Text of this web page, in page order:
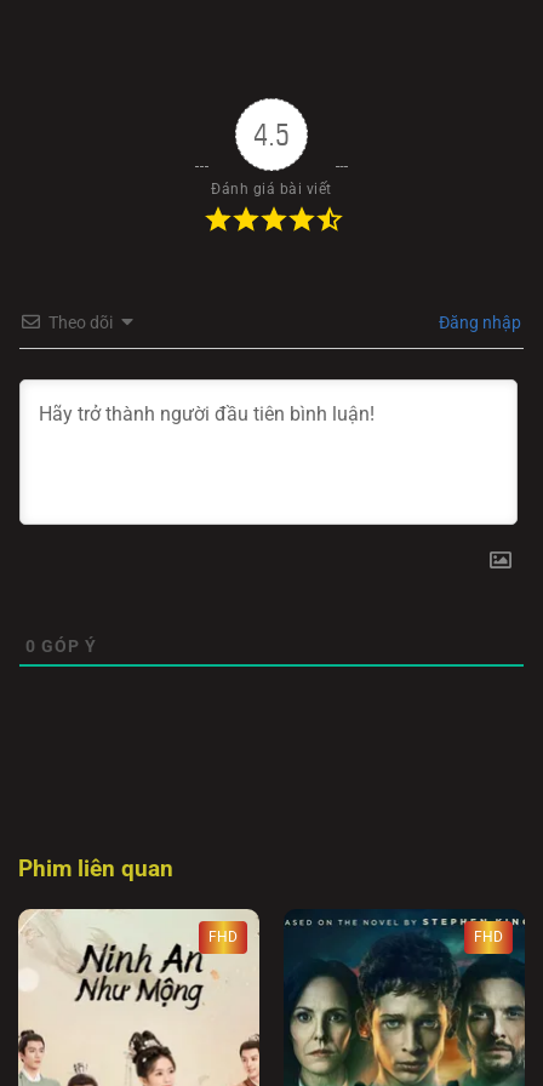
4.5
Đánh giá bài viết
Theo dõi Đăng nhập
0 GÓP Ý
Phim liên quan
FHD FHD